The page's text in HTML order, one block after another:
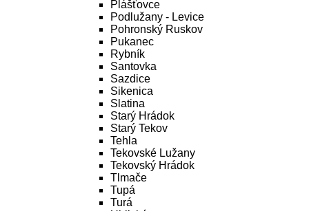
Plášťovce
Podlužany - Levice
Pohronský Ruskov
Pukanec
Rybník
Santovka
Sazdice
Sikenica
Slatina
Starý Hrádok
Starý Tekov
Tehla
Tekovské Lužany
Tekovský Hrádok
Tlmače
Tupá
Turá